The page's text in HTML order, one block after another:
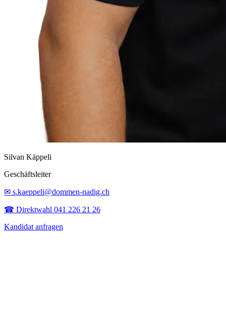
Silvan Käppeli
Geschäftsleiter
✉ s.kaeppeli@dommen-nadig.ch
☎ Direktwahl 041 226 21 26
Kandidat anfragen